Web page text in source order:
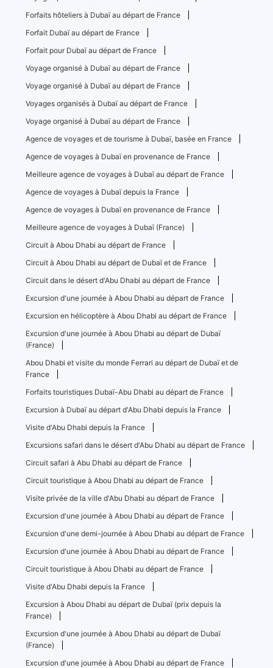
Forfaits hôteliers à Dubaï au départ de France
Forfait Dubaï au départ de France
Forfait pour Dubaï au départ de France
Voyage organisé à Dubaï au départ de France
Voyage organisé à Dubaï au départ de France
Voyages organisés à Dubaï au départ de France
Voyage organisé à Dubaï au départ de France
Agence de voyages et de tourisme à Dubaï, basée en France
Agence de voyages à Dubaï en provenance de France
Meilleure agence de voyages à Dubaï au départ de France
Agence de voyages à Dubaï depuis la France
Agence de voyages à Dubaï en provenance de France
Meilleure agence de voyages à Dubaï (France)
Circuit à Abou Dhabi au départ de France
Circuit à Abou Dhabi au départ de Dubaï et de France
Circuit dans le désert d'Abu Dhabi au départ de France
Excursion d'une journée à Abou Dhabi au départ de France
Excursion en hélicoptère à Abou Dhabi au départ de France
Excursion d'une journée à Abou Dhabi au départ de Dubaï
(France)
Abou Dhabi et visite du monde Ferrari au départ de Dubaï et de
France
Forfaits touristiques Dubaï-Abu Dhabi au départ de France
Excursion à Dubaï au départ d'Abu Dhabi depuis la France
Visite d'Abu Dhabi depuis la France
Excursions safari dans le désert d'Abu Dhabi au départ de France
Circuit safari à Abu Dhabi au départ de France
Circuit touristique à Abou Dhabi au départ de France
Visite privée de la ville d'Abu Dhabi au départ de France
Excursion d'une journée à Abou Dhabi au départ de France
Excursion d'une demi-journée à Abou Dhabi au départ de France
Excursion d'une journée à Abou Dhabi au départ de France
Circuit touristique à Abou Dhabi au départ de France
Visite d'Abu Dhabi depuis la France
Excursion à Abou Dhabi au départ de Dubaï (prix depuis la
France)
Excursion d'une journée à Abou Dhabi au départ de Dubaï
(France)
Excursion d'une journée à Abou Dhabi au départ de France